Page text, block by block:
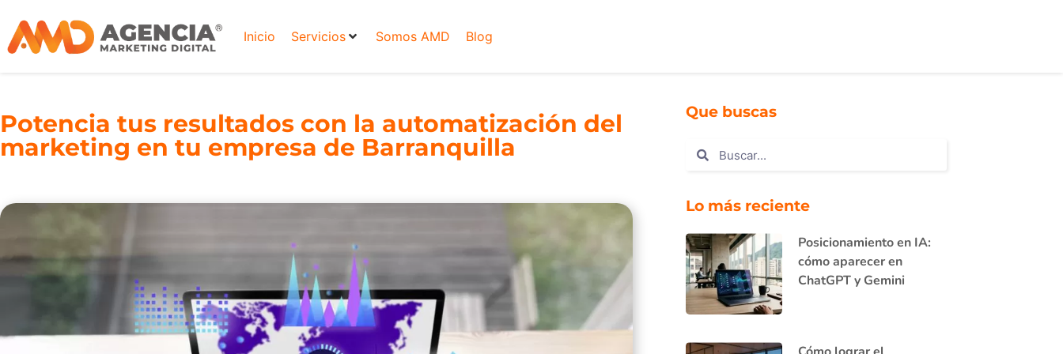
Inicio Servicios Somos AMD Blog
Potencia tus resultados con la automatización del
marketing en tu empresa de Barranquilla
Que buscas
Lo más reciente
Posicionamiento en IA:
cómo aparecer en
ChatGPT y Gemini